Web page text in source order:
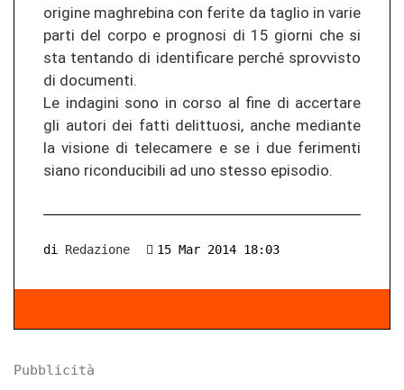
origine maghrebina con ferite da taglio in varie
parti del corpo e prognosi di 15 giorni che si
sta tentando di identificare perché sprovvisto
di documenti.
Le indagini sono in corso al fine di accertare
gli autori dei fatti delittuosi, anche mediante
la visione di telecamere e se i due ferimenti
siano riconducibili ad uno stesso episodio.
di Redazione 15 Mar 2014 18:03
Pubblicità